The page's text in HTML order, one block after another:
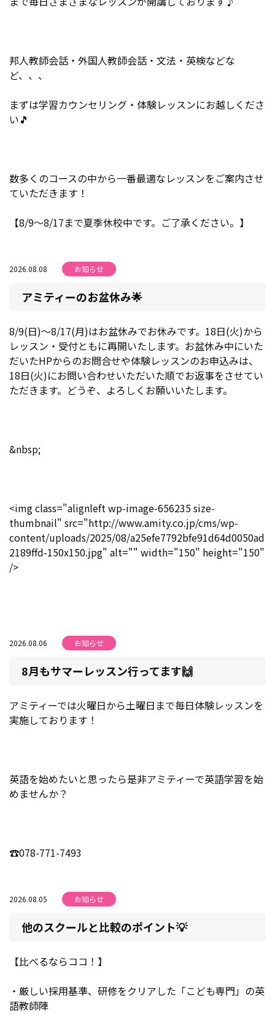
邦人教師会話・外国人教師会話・文法・英検などな
ど、、、
まずは学習カウンセリング・体験レッスンにお越しくださ
い🎵
数多くのコースの中から一番最適なレッスンをご案内させ
ていただきます！
【8/9～8/17まで夏季休校中です。ご了承ください。】
2026.08.08 お知らせ
アミティーのお盆休み🌟
8/9(日)～8/17(月)はお盆休みでお休みです。18日(火)から
レッスン・受付ともに再開いたします。お盆休み中にいた
だいたHPからのお問合せや体験レッスンのお申込みは、
18日(火)にお問い合わせいただいた順でお返事をさせてい
ただきます。どうぞ、よろしくお願いいたします。
&nbsp;
<img class="alignleft wp-image-656235 size-
thumbnail" src="http://www.amity.co.jp/cms/wp-
content/uploads/2025/08/a25efe7792bfe91d64d0050ad
2189ffd-150x150.jpg" alt="" width="150" height="150"
/>
2026.08.06 お知らせ
8月もサマーレッスン行ってます🙌
アミティーでは火曜日から土曜日まで毎日体験レッスンを
実施しております！
英語を始めたいと思ったら是非アミティーで英語学習を始
めませんか？
☎078-771-7493
2026.08.05 お知らせ
他のスクールと比較のポイント💡
【比べるならココ！】
・厳しい採用基準、研修をクリアした「こども専門」の英
語教師陣